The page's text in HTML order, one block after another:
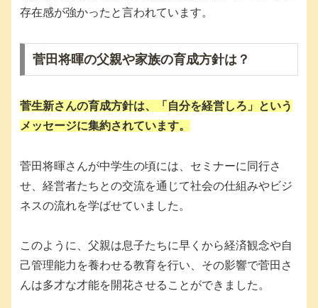
存在感が強かったと言われています。
菅田将暉の父親や家族の育成方針は？
菅生新さんの育成方針は、「自分を経営しろ」という
メッセージに集約されています。
菅田将暉さんが中学生の頃には、セミナーに同行さ
せ、経営者たちとの交流を通じて社会の仕組みやビジ
ネスの流れを学ばせていました。
このように、父親は息子たちに早くから経済観念や自
己管理能力を養わせる教育を行い、その影響で菅田さ
んは多才な才能を開花させることができました。